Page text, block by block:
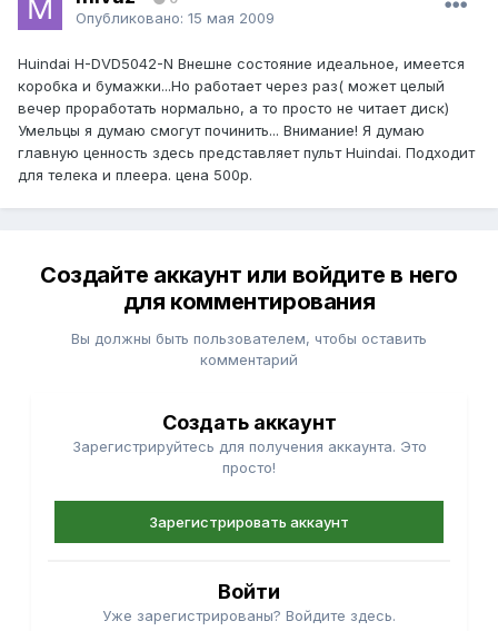
Опубликовано: 15 мая 2009
Huindai H-DVD5042-N Внешне состояние идеальное, имеется
коробка и бумажки...Но работает через раз( может целый
вечер проработать нормально, а то просто не читает диск)
Умельцы я думаю смогут починить... Внимание! Я думаю
главную ценность здесь представляет пульт Huindai. Подходит
для телека и плеера. цена 500р.
Создайте аккаунт или войдите в него
для комментирования
Вы должны быть пользователем, чтобы оставить
комментарий
Создать аккаунт
Зарегистрируйтесь для получения аккаунта. Это
просто!
Зарегистрировать аккаунт
Войти
Уже зарегистрированы? Войдите здесь.